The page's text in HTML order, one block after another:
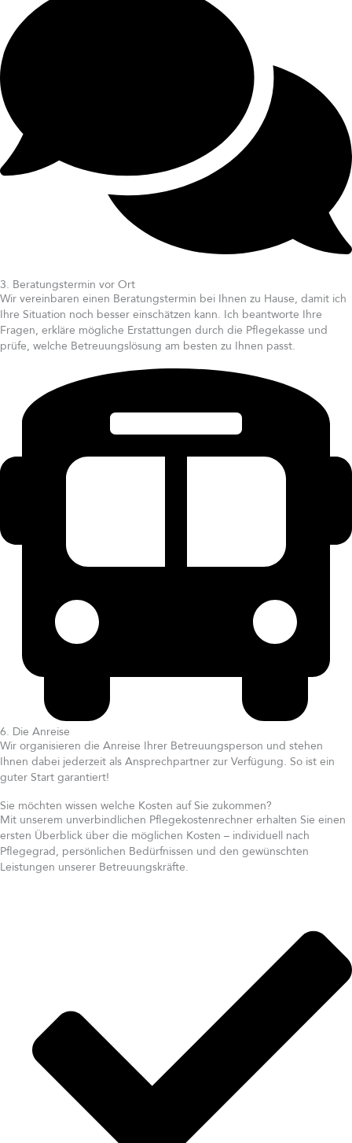
3. Beratungstermin vor Ort
Wir vereinbaren einen Beratungstermin bei Ihnen zu Hause, damit ich
Ihre Situation noch besser einschätzen kann. Ich beantworte Ihre
Fragen, erkläre mögliche Erstattungen durch die Pflegekasse und
prüfe, welche Betreuungslösung am besten zu Ihnen passt.
6. Die Anreise
Wir organisieren die Anreise Ihrer Betreuungsperson und stehen
Ihnen dabei jederzeit als Ansprechpartner zur Verfügung. So ist ein
guter Start garantiert!
Sie möchten wissen welche Kosten auf Sie zukommen?
Mit unserem unverbindlichen Pflegekostenrechner erhalten Sie einen
ersten Überblick über die möglichen Kosten – individuell nach
Pflegegrad, persönlichen Bedürfnissen und den gewünschten
Leistungen unserer Betreuungskräfte.